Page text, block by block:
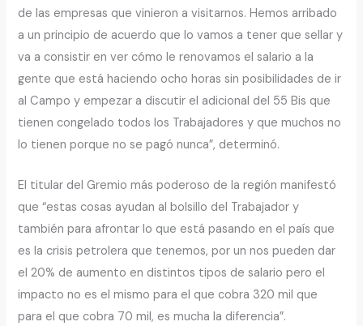
de las empresas que vinieron a visitarnos. Hemos arribado
a un principio de acuerdo que lo vamos a tener que sellar y
va a consistir en ver cómo le renovamos el salario a la
gente que está haciendo ocho horas sin posibilidades de ir
al Campo y empezar a discutir el adicional del 55 Bis que
tienen congelado todos los Trabajadores y que muchos no
lo tienen porque no se pagó nunca”, determinó.
El titular del Gremio más poderoso de la región manifestó
que “estas cosas ayudan al bolsillo del Trabajador y
también para afrontar lo que está pasando en el país que
es la crisis petrolera que tenemos, por un nos pueden dar
el 20% de aumento en distintos tipos de salario pero el
impacto no es el mismo para el que cobra 320 mil que
para el que cobra 70 mil, es mucha la diferencia”.